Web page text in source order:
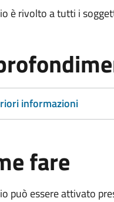
è rivolto a tutti i
informazioni
fare
può essere attivato